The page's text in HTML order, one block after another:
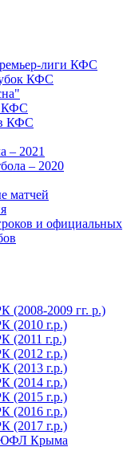
лиги КФС
КФС
КФС
КФС
– 2021
– 2020
матчей
и официальных
2009 гг. р.)
(2010 г.р.)
(2011 г.р.)
(2012 г.р.)
(2013 г.р.)
(2014 г.р.)
(2015 г.р.)
(2016 г.р.)
(2017 г.р.)
Крыма